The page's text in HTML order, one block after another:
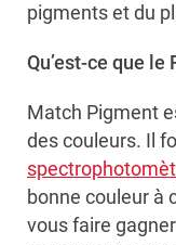
pigments et du
Qu’est-ce que
Match Pigment
des couleurs. Il
bonne couleur à
vous faire